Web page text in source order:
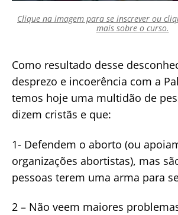
Clique na imagem para se inscrever ou
mais sobre o curso.
Como resultado desse
desprezo e incoerência com a
temos hoje uma multidão de
dizem cristãs e que:
1- Defendem o aborto (ou
organizações abortistas), mas
pessoas terem uma arma para
2 – Não veem maiores